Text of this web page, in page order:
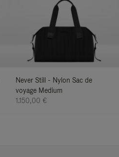
Never Still - Nylon Sac de
voyage Medium
1.150,00 €